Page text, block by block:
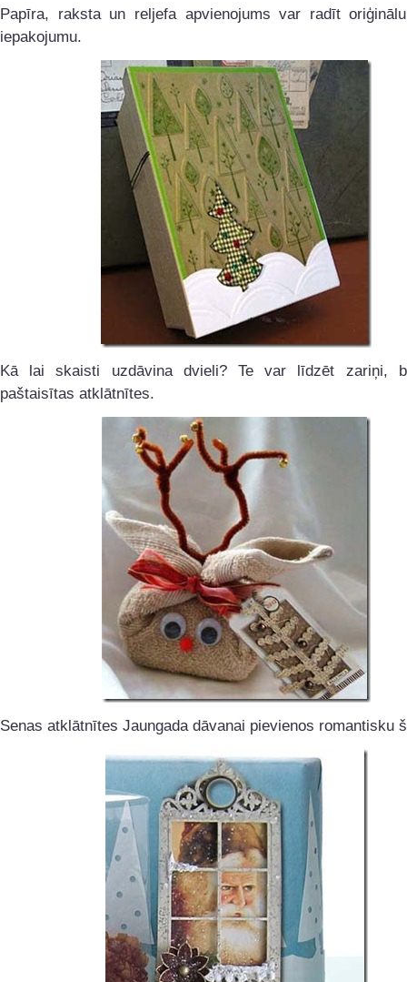
Papīra, raksta un reljefa apvienojums var radīt
iepakojumu.
Kā lai skaisti uzdāvina dvieli? Te var līdzēt zariņi,
paštaisītas atklātnītes.
Senas atklātnītes Jaungada dāvanai pievienos romantisku